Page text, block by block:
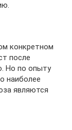
конкретном
после
Но по опыту
наиболее
являются